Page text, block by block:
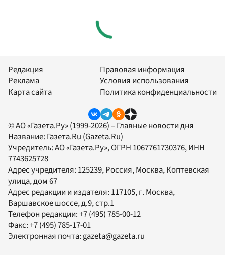
Редакция
Реклама
Карта сайта
Правовая информация
Условия использования
Политика конфиденциальности
© АО «Газета.Ру» (1999-2026) – Главные новости дня
Название: Газета.Ru (Gazeta.Ru)
Учредитель:АО «Газета.Ру», ОГРН 1067761730376, ИНН
7743625728
Адрес учредителя: 125239, Россия, Москва, Коптевская
улица, дом 67
Адрес редакции и издателя: 117105, г. Москва,
Варшавское шоссе, д.9, стр.1
Телефон редакции:+7 (495) 785-00-12
Факс:+7 (495) 785-17-01
Электронная почта: gazeta@gazeta.ru